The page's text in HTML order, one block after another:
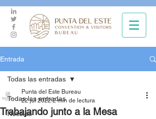
Entrada
Todas las entradas
Noticias
Todas las entradas
Trabajando junto a la Mesa
Punta del Este Bureau
22 jul 2022 2 min de lectura